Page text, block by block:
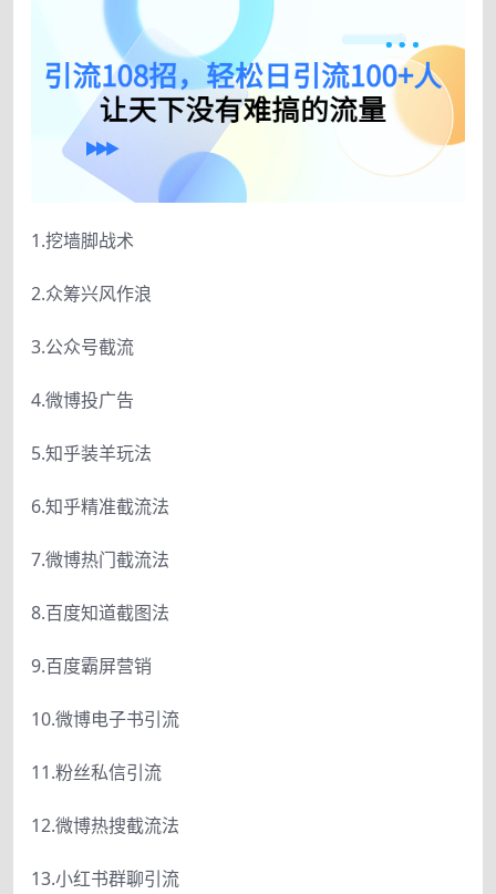
1.挖墙脚战术
2.众筹兴风作浪
3.公众号截流
4.微博投广告
5.知乎装羊玩法
6.知乎精准截流法
7.微博热门截流法
8.百度知道截图法
9.百度霸屏营销
10.微博电子书引流
11.粉丝私信引流
12.微博热搜截流法
13.小红书群聊引流